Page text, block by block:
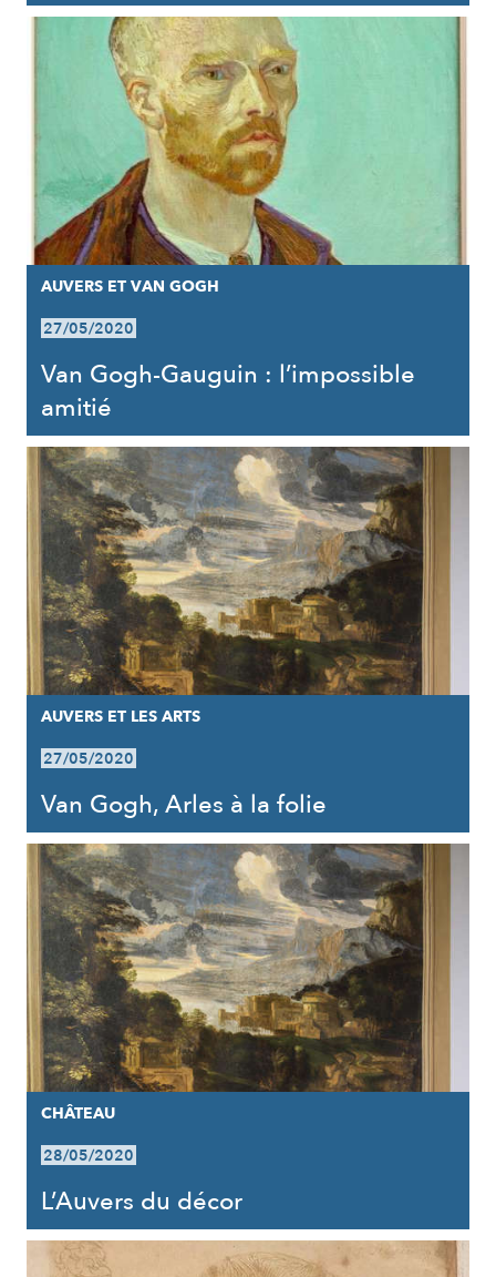
AUVERS ET VAN GOGH
27/05/2020
Van Gogh-Gauguin : l’impossible
amitié
AUVERS ET LES ARTS
27/05/2020
Van Gogh, Arles à la folie
CHÂTEAU
28/05/2020
L’Auvers du décor